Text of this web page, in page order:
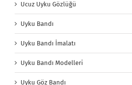
Ucuz Uyku Gözlüğü
Uyku Bandı
Uyku Bandı İmalatı
Uyku Bandı Modelleri
Uyku Göz Bandı